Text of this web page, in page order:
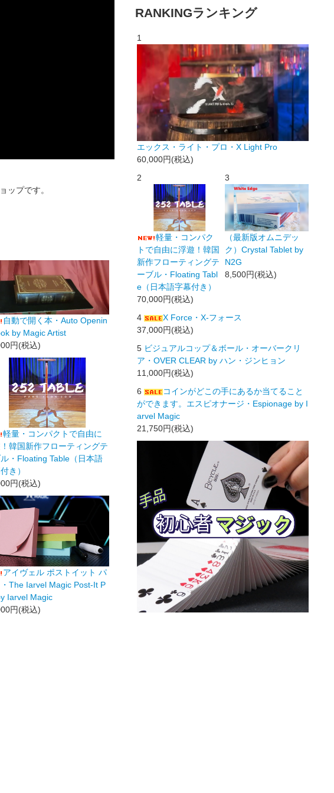
ップです。
自動で開く本・Auto Openin
by Magic Artist
円(税込)
軽量・コンパクトで自由に
韓国新作フローティングテ
・Floating Table（日本語
き）
円(税込)
アイヴェル ポストイット パ
・The Iarvel Magic Post-It P
Iarvel Magic
円(税込)
RANKINGランキング
1
エックス・ライト・プロ・X Light Pro
60,000円(税込)
2
軽量・コンパク
トで自由に浮遊！韓国
新作フローティングテ
ーブル・Floating Tabl
e（日本語字幕付き）
70,000円(税込)
3
（最新版オムニデッ
ク）Crystal Tablet by
N2G
8,500円(税込)
4
X Force・X-フォース
37,000円(税込)
5 ビジュアルコップ＆ボール・オーバークリ
ア・OVER CLEAR by ハン・ジンヒョン
11,000円(税込)
6
コインがどこの手にあるか当てること
ができます。エスピオナージ・Espionage by I
arvel Magic
21,750円(税込)